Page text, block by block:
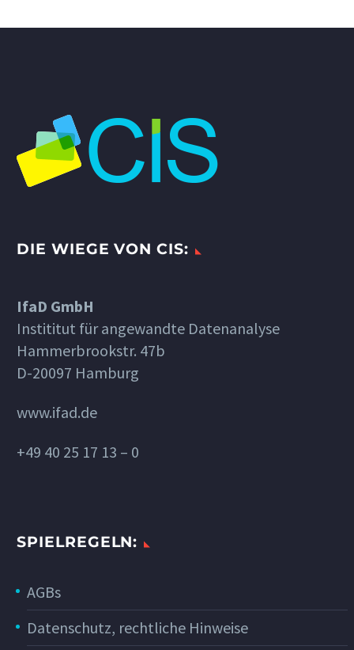
DIE WIEGE VON CIS:
IfaD GmbH
Instititut für angewandte Datenanalyse
Hammerbrookstr. 47b
D-20097 Hamburg
www.ifad.de
+49 40 25 17 13 – 0
SPIELREGELN:
AGBs
Datenschutz, rechtliche Hinweise